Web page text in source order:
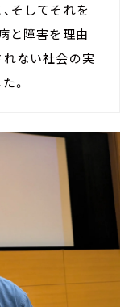
そしてそれを
と障害を理由
ない社会の実
。